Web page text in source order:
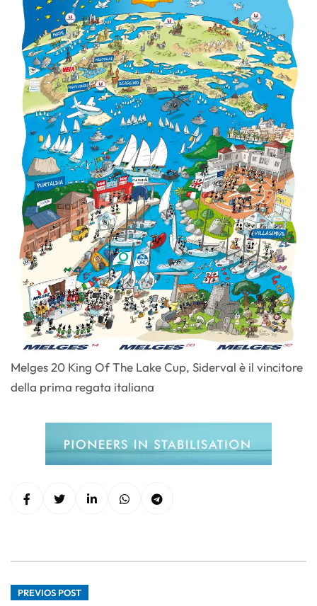
Melges 20 King Of The Lake Cup, Siderval è il vincitore
della prima regata italiana
PREVIOS POST